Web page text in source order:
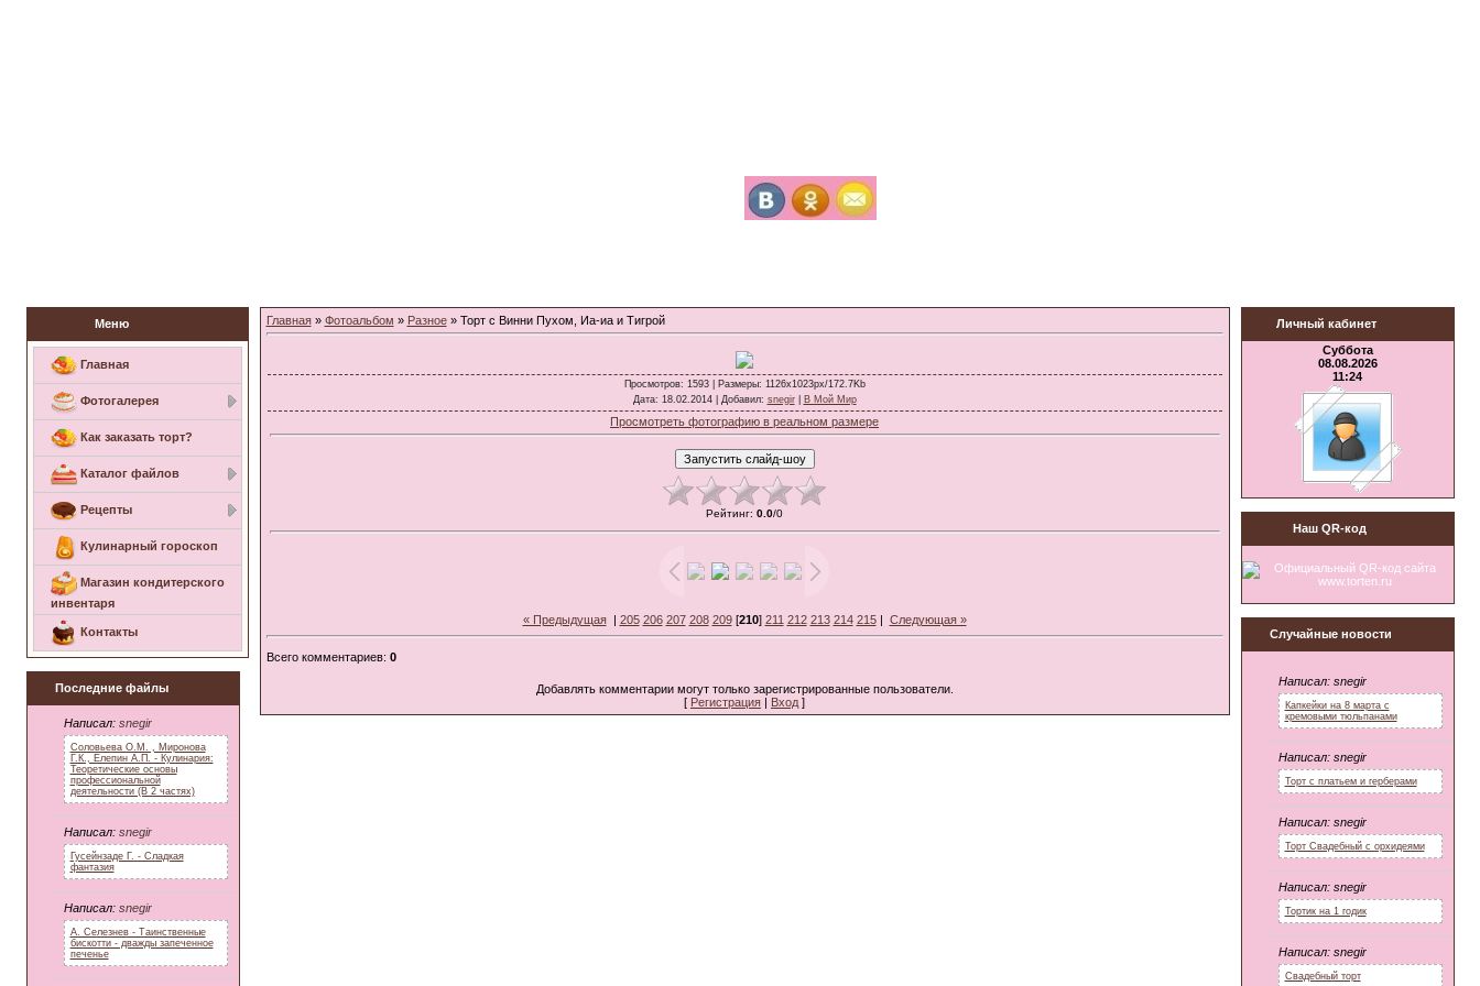
Меню
Главная
Фотогалерея
Как заказать торт?
Каталог файлов
Рецепты
Кулинарный гороскоп
Магазин кондитерского
инвентаря
Контакты
Последние файлы
Написал: snegir
Соловьева О.М. , Миронова
Г.К., Елепин А.П. - Кулинария:
Теоретические основы
профессиональной
деятельности (В 2 частях)
Написал: snegir
Гусейнзаде Г. - Сладкая
фантазия
Написал: snegir
А. Селезнев - Таинственные
бискотти - дважды запеченное
печенье
Главная» Фотоальбом » Разное» Торт с Винни Пухом, Иа-иа и Тигрой
Просмотров: 1593 | Размеры: 1126x1023px/172.7Kb
Дата: 18.02.2014 | Добавил: snegir| В Мой Мир
Просмотреть фотографию в реальном размере
Рейтинг: 0.0/0
« Предыдущая| 205 206 207 208 209[210] 211 212 213 214 215| Следующая »
Всего комментариев: 0
Добавлять комментарии могут только зарегистрированные пользователи.
[ Регистрация Вход ]
Личный кабинет
Суббота
08.08.2026
11:24
Наш QR-код
Случайные новости
Написал: snegir
Капкейки на 8 марта с
кремовыми тюльпанами
Написал: snegir
Торт с платьем и герберами
Написал: snegir
Торт Свадебный с орхидеями
Написал: snegir
Тортик на 1 годик
Написал: snegir
Свадебный торт